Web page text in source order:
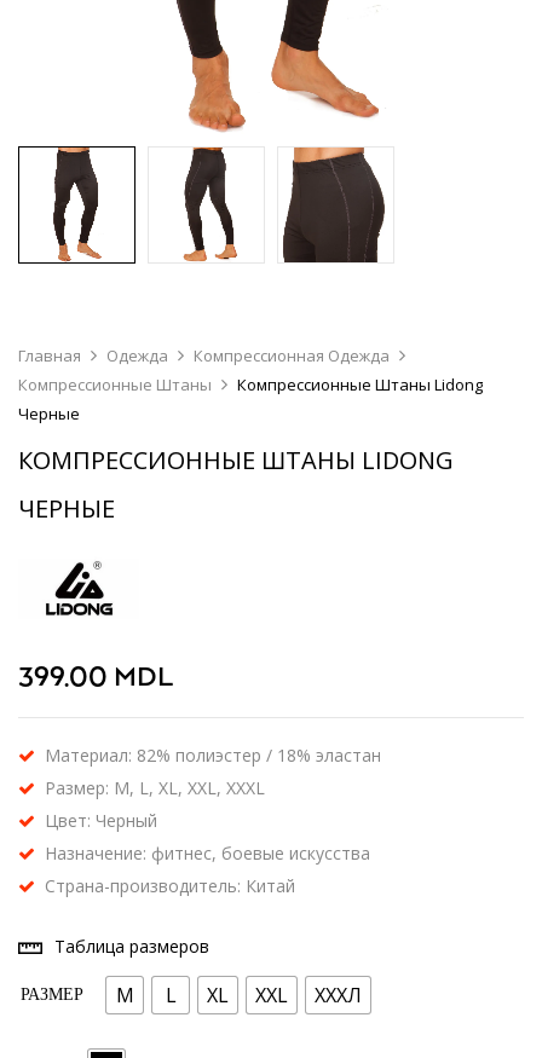
Главная Одежда
Компрессионная Одежда
Компрессионные Штаны
Компрессионные Штаны Lidong
Черные
КОМПРЕССИОННЫЕ ШТАНЫ LIDONG
ЧЕРНЫЕ
399.00 MDL
Материал: 82% полиэстер / 18% эластан
Размер: M, L, XL, XXL, XXXL
Цвет: Черный
Назначение: фитнес, боевые искусства
Страна-производитель: Китай
Таблица размеров
РАЗМЕР M L XL XXL ХХХЛ